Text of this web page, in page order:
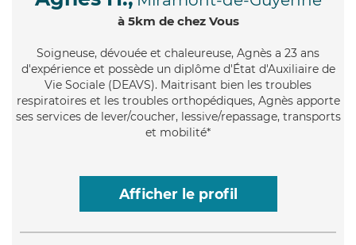
à 5km de chez Vous
Soigneuse, dévouée et chaleureuse, Agnès a 23 ans
d'expérience et possède un diplôme d'État d'Auxiliaire de
Vie Sociale (DEAVS). Maitrisant bien les troubles
respiratoires et les troubles orthopédiques, Agnès apporte
ses services de lever/coucher, lessive/repassage, transports
et mobilité*
Afficher le profil